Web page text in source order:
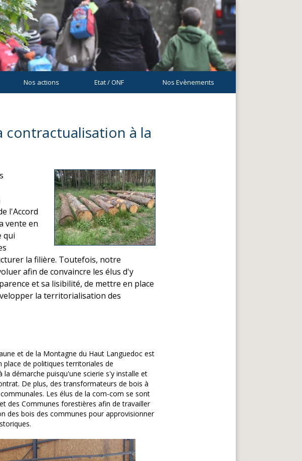
Nos actions Etat / ONF Nos Evènements
contractualisation à la
l'Accord
vente en
qui
la filière. Toutefois, notre
afin de convaincre les élus d'y
et sa lisibilité, de mettre en place
la territorialisation des
et de la Montagne du Haut Languedoc est
de politiques territoriales de
démarche puisqu'une scierie s'y installe et
De plus, des transformateurs de bois à
Les élus de la com-com se sont
des Communes forestières afin de travailler
des bois des communes pour approvisionner